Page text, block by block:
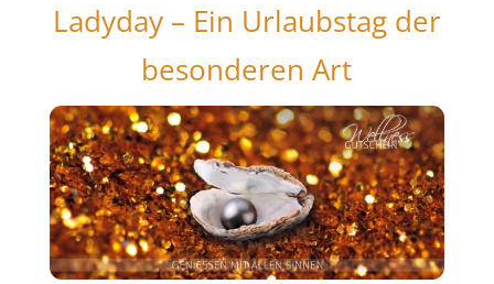
Ladyday – Ein Urlaubstag der
besonderen Art